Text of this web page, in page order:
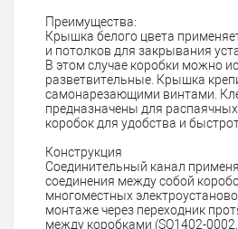
Преимущества:
Крышка белого цвета
и потолков для закрывания
В этом случае коробки можно
разветвительные. Крышка
самонарезающими винтами.
предназначены для
коробок для удобства и
Конструкция
Соединительный канал
соединения между собой
многоместных
монтаже через переходник
между коробками (SQ1402-0002,